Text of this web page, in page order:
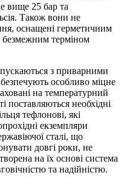
вище 25 бар та
Також вони не
оснащені герметичним
безмежним терміном
з приварними
особливо міцне
на температурний
необхідні
тефлонові, які
екземпляри
сталі, що
довгі роки, не
на їх основі система
та надійністю.